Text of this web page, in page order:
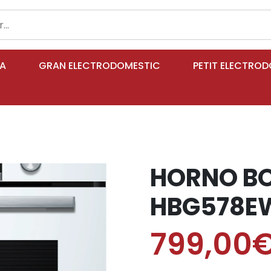
GRAN ELECTRODOMESTIC PETIT
HORNO